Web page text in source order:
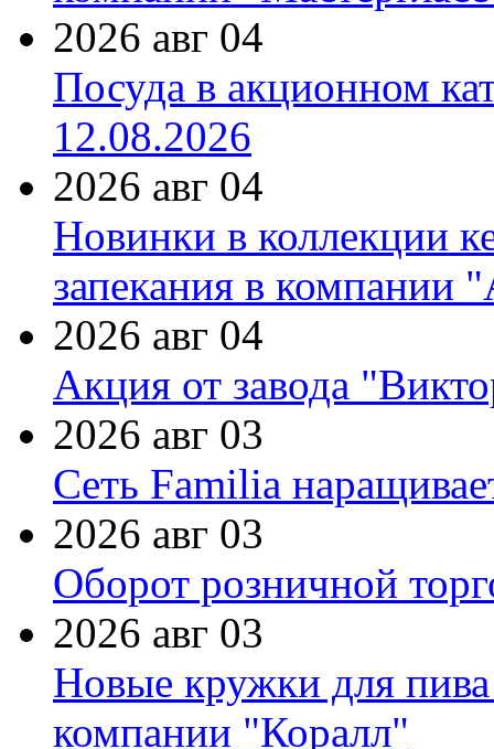
2026 авг 04
Посуда в акционном
12.08.2026
2026 авг 04
Новинки в коллекции
запекания в компании
2026 авг 04
Акция от завода
2026 авг 03
Сеть Familia
2026 авг 03
Оборот розничной
2026 авг 03
Новые кружки для
компании "Коралл"